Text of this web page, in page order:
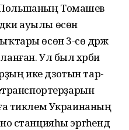
Томашев
ауылы өсөн
өсөн 3-сө дәрәжә
Ул был хәрби
ике дзотын тар-
тиклем Украинаның
станцияһы эргәһендә